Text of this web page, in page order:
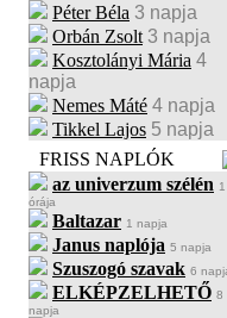
Péter Béla 3 napja
Orbán Zsolt 3 napja
Kosztolányi Mária 4
napja
Nemes Máté 4 napja
Tikkel Lajos 5 napja
FRISS NAPLÓK
az univerzum szélén 1
órája
Baltazar 1 napja
Janus naplója 5 napja
Szuszogó szavak 6
ELKÉPZELHETŐ 8
napja